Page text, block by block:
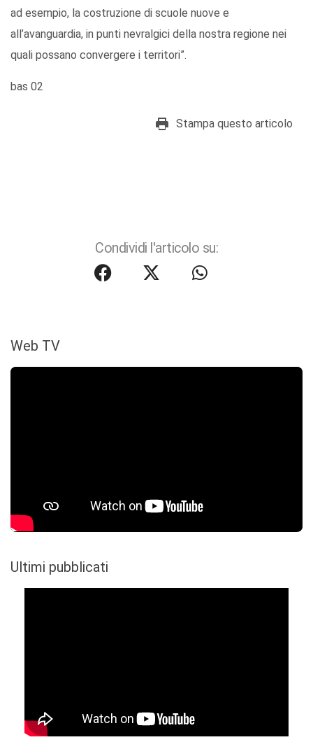
ad esempio, la costruzione di scuole nuove e
all’avanguardia, in punti nevralgici della nostra regione nei
quali possano convergere i territori”.
bas 02
Stampa questo articolo
Condividi l'articolo su:
Web TV
Ultimi pubblicati